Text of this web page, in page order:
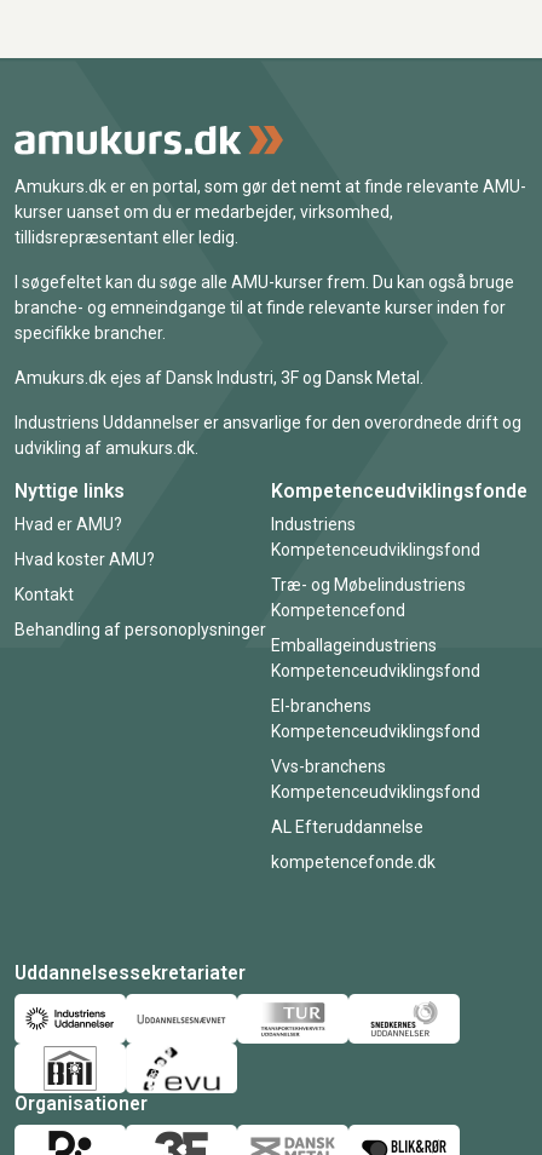
Amukurs.dk er en portal, som gør det nemt at finde relevante AMU-
kurser uanset om du er medarbejder, virksomhed,
tillidsrepræsentant eller ledig.
I søgefeltet kan du søge alle AMU-kurser frem. Du kan også bruge
branche- og emneindgange til at finde relevante kurser inden for
specifikke brancher.
Amukurs.dk ejes af Dansk Industri, 3F og Dansk Metal.
Industriens Uddannelser er ansvarlige for den overordnede drift og
udvikling af amukurs.dk.
Nyttige links
Hvad er AMU?
Hvad koster AMU?
Kontakt
Behandling af personoplysninger
Kompetenceudviklingsfonde
Industriens
Kompetenceudviklingsfond
Træ- og Møbelindustriens
Kompetencefond
Emballageindustriens
Kompetenceudviklingsfond
El-branchens
Kompetenceudviklingsfond
Vvs-branchens
Kompetenceudviklingsfond
AL Efteruddannelse
kompetencefonde.dk
Uddannelsessekretariater
Organisationer